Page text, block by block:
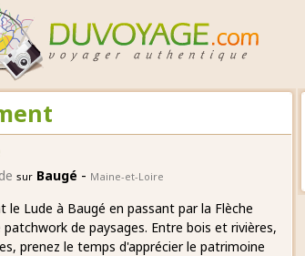
sur Baugé - Maine-et-Loire
le Lude à Baugé en passant par la Flèche
de paysages. Entre bois et rivières,
prenez le temps d'apprécier le patrimoine